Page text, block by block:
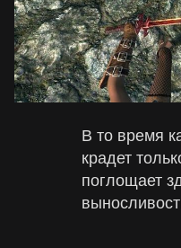
В то время
крадет
поглощает